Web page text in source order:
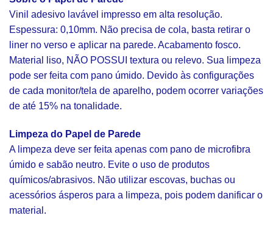
Vinil adesivo lavável impresso em alta resolução.
Espessura: 0,10mm. Não precisa de cola, basta retirar o
liner no verso e aplicar na parede. Acabamento fosco.
Material liso, NÃO POSSUI textura ou relevo. Sua limpeza
pode ser feita com pano úmido. Devido às configurações
de cada monitor/tela de aparelho, podem ocorrer variações
de até 15% na tonalidade.
Limpeza do Papel de Parede
A limpeza deve ser feita apenas com pano de microfibra
úmido e sabão neutro. Evite o uso de produtos
químicos/abrasivos. Não utilizar escovas, buchas ou
acessórios ásperos para a limpeza, pois podem danificar o
material.